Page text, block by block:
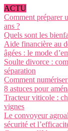
ACTU
Comment préparer
ans ?
Quels sont les
Aide financière au
âgées : le mode
Soulte divorce :
séparation
Comment
8 astuces pour
Tracteur viticole :
vignes
Le convoyeur
sécurité et